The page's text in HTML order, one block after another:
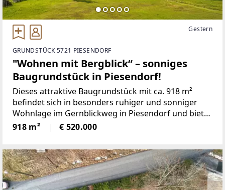
Gestern
GRUNDSTÜCK 5721 PIESENDORF
"Wohnen mit Bergblick“ – sonniges
Baugrundstück in Piesendorf!
Dieses attraktive Baugrundstück mit ca. 918 m²
befindet sich in besonders ruhiger und sonniger
Wohnlage im Gernblickweg in Piesendorf und bietet
die ideale Grundlage für die Verwirklichung Ihres
Wohntraums inmitten der beeindruckenden
918 m² € 520.000